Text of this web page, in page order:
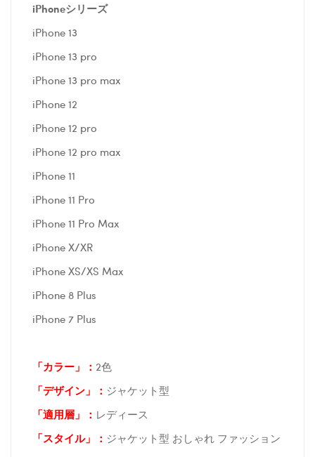
iPhoneシリーズ
iPhone 13
iPhone 13 pro
iPhone 13 pro max
iPhone 12
iPhone 12 pro
iPhone 12 pro max
iPhone 11
iPhone 11 Pro
iPhone 11 Pro Max
iPhone X/XR
iPhone XS/XS Max
iPhone 8 Plus
iPhone 7 Plus
「カラー」： 2色
「デザイン」
： ジャケット型
「適用層」： レディース
「スタイル」： ジャケット型 おしゃれ ファッション